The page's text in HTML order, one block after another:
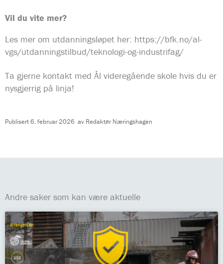
Vil du vite mer?
Les mer om utdanningsløpet her: https://bfk.no/al-
vgs/utdanningstilbud/teknologi-og-industrifag/
Ta gjerne kontakt med Ål videregående skole hvis du er
nysgjerrig på linja!
Publisert6. februar 2026 av Redaktør Næringshagen
Andre saker som kan være aktuelle